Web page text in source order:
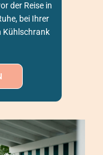
der Reise in
bei Ihrer
Kühlschrank